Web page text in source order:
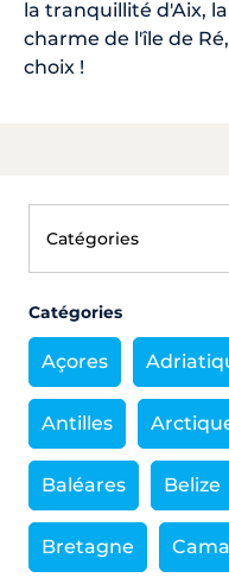
la tranquillité d'Aix,
charme de l'île de
choix !
Catégories
Açores
Antilles
Baléares Belize
Bretagne